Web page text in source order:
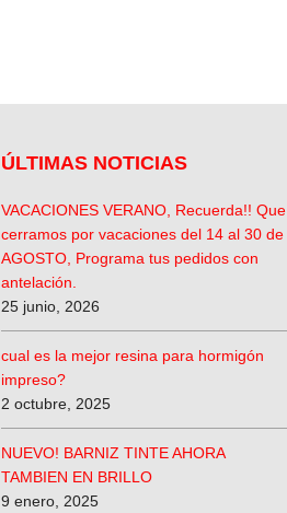
ÚLTIMAS NOTICIAS
VACACIONES VERANO, Recuerda!! Que
cerramos por vacaciones del 14 al 30 de
AGOSTO, Programa tus pedidos con
antelación.
25 junio, 2026
cual es la mejor resina para hormigón
impreso?
2 octubre, 2025
NUEVO! BARNIZ TINTE AHORA
TAMBIEN EN BRILLO
9 enero, 2025